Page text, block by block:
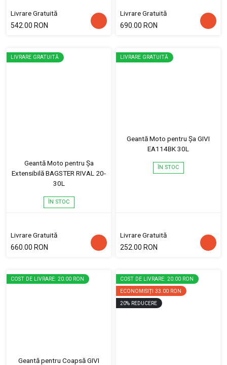
Livrare Gratuită
542.00 RON
Livrare Gratuită
690.00 RON
LIVRARE GRATUITĂ
Geantă Moto pentru Șa
Extensibilă BAGSTER RIVAL 20-
30L
ÎN STOC
Livrare Gratuită
660.00 RON
LIVRARE GRATUITĂ
Geantă Moto pentru Șa GIVI
EA114BK 30L
ÎN STOC
Livrare Gratuită
252.00 RON
COST DE LIVRARE: 20.00 RON
Geantă pentru Coapsă GIVI
COST DE LIVRARE: 20.00 RON
ECONOMISIȚI 33.00 RON
20% REDUCERE